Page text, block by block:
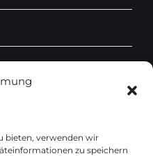
bieten, verwenden wir
zu speichern